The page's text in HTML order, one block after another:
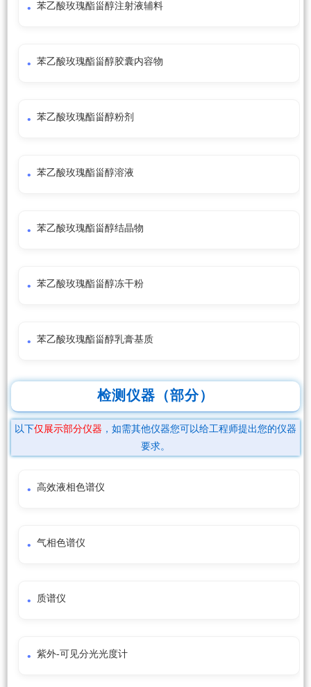
苯乙酸玫瑰酯甾醇注射液辅料
苯乙酸玫瑰酯甾醇胶囊内容物
苯乙酸玫瑰酯甾醇粉剂
苯乙酸玫瑰酯甾醇溶液
苯乙酸玫瑰酯甾醇结晶物
苯乙酸玫瑰酯甾醇冻干粉
苯乙酸玫瑰酯甾醇乳膏基质
检测仪器（部分）
以下仅展示部分仪器 ，如需其他仪器您可以给工程师提出您的仪器
要求。
高效液相色谱仪
气相色谱仪
质谱仪
紫外-可见分光光度计